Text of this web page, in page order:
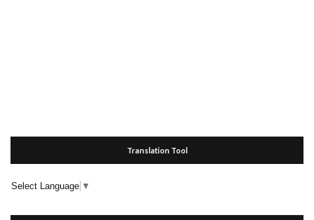
Translation Tool
Select Language ▼